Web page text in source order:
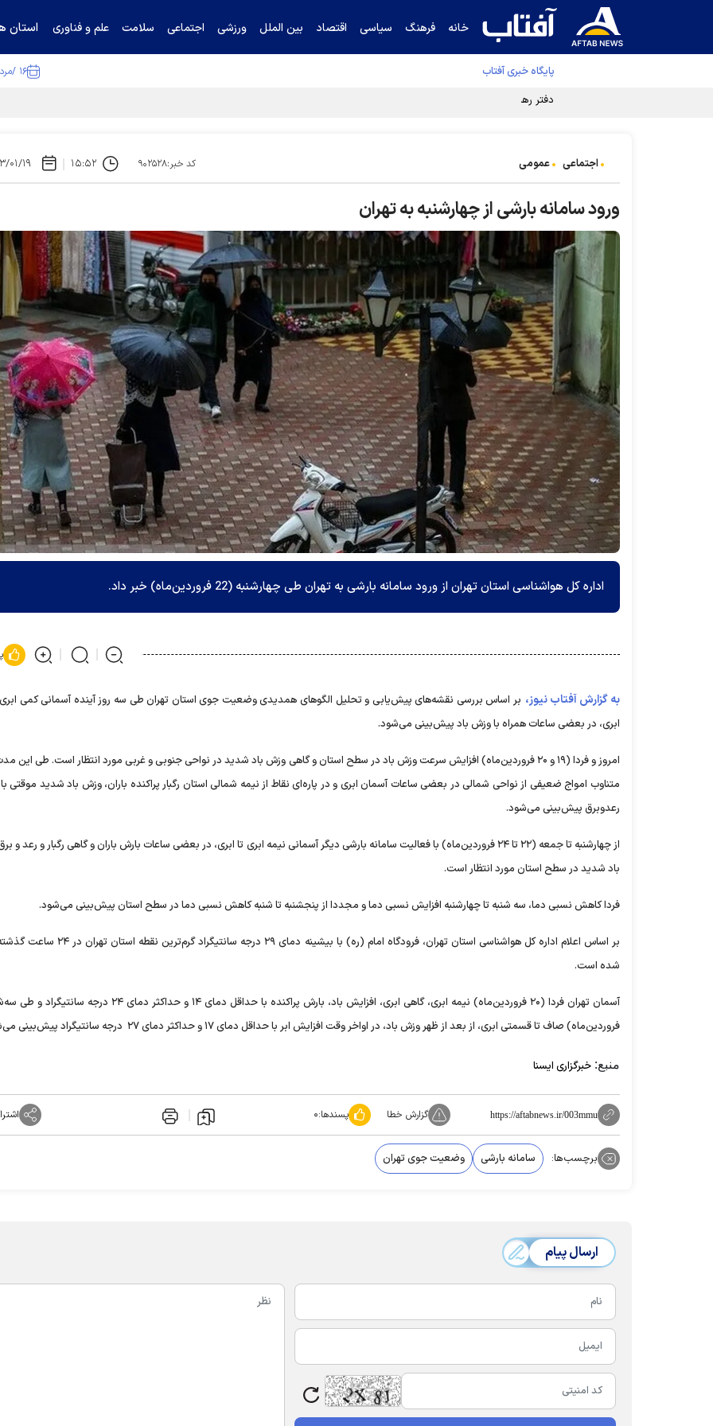
خانه فرهنگ سیاسی اقتصاد بین الملل ورزشی اجتماعی سلامت علم و فناوری استان
پایگاه خبری آفتاب ۱۶ /مرداد /۱۴۰۵
دفتر رهبر انقلاب ادعای خرازی درباره پزشکیان را تکذیب کرد
اجتماعی عمومی کد خبر:۹۰۲۵۲۸ ۱۵:۵۲ ۱۴۰۳/
ورود سامانه بارشی از چهارشنبه به تهران
اداره کل هواشناسی استان تهران از ورود سامانه بارشی به تهران طی چهارشنبه (22 فروردین‌ماه) خبر داد.
به گزارش آفتاب نیوز، بر اساس بررسی نقشه‌های پیش‌یابی و تحلیل الگوهای همدیدی وضعیت جوی استان تهران طی سه روز آینده آسمانی کمی ابری
ابری، در بعضی ساعات همراه با وزش باد پیش‌بینی می‌شود.
امروز و فردا (۱۹ و ۲۰ فروردین‌ماه) افزایش سرعت وزش باد در سطح استان و گاهی وزش باد شدید در نواحی جنوبی و غربی مورد انتظار است. طی این
متناوب امواج ضعیفی از نواحی شمالی در بعضی ساعات آسمان ابری و در پاره‌ای نقاط از نیمه شمالی استان رگبار پراکنده باران، وزش باد شدید موقتی
رعدوبرق پیش‌بینی می‌شود.
از چهارشنبه تا جمعه (۲۲ تا ۲۴ فروردین‌ماه) با فعالیت سامانه بارشی دیگر آسمانی نیمه ابری تا ابری، در بعضی ساعات بارش باران و گاهی رگبار و رعد
باد شدید در سطح استان مورد انتظار است.
فردا کاهش نسبی دما، سه شنبه تا چهارشنبه افزایش نسبی دما و مجددا از پنجشنبه تا شنبه کاهش نسبی دما در سطح استان پیش‌بینی می‌شود.
بر اساس اعلام اداره کل هواشناسی استان تهران، فرودگاه امام (ره) با بیشینه دمای ۲۹ درجه
شده است.
فروردین‌ماه) صاف تا قسمتی ابری، از بعد از ظهر وزش باد، در اواخر وقت افزایش ابر با حداقل دمای ۱۷ و حداکثر دمای ۲۷ درجه سانتیگراد پیش‌بینی می‌شود.
منبع: خبرگزاری ایسنا
https://aftabnews.ir/003mmu گزارش خطا پسندها:۰
برچسب‌ها: سامانه بارشی وضعیت جوی تهران
ارسال پیام